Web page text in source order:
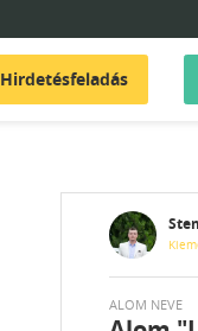
Hirdetésfeladás
ALOM NEVE